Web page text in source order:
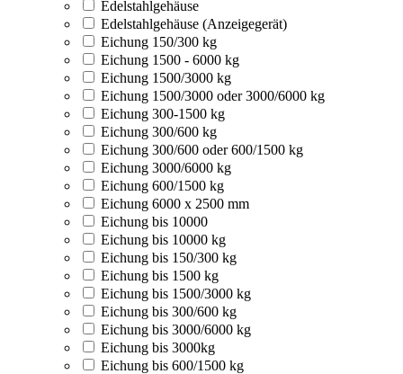
Edelstahlgehäuse
Edelstahlgehäuse (Anzeigegerät)
Eichung 150/300 kg
Eichung 1500 - 6000 kg
Eichung 1500/3000 kg
Eichung 1500/3000 oder 3000/6000 kg
Eichung 300-1500 kg
Eichung 300/600 kg
Eichung 300/600 oder 600/1500 kg
Eichung 3000/6000 kg
Eichung 600/1500 kg
Eichung 6000 x 2500 mm
Eichung bis 10000
Eichung bis 10000 kg
Eichung bis 150/300 kg
Eichung bis 1500 kg
Eichung bis 1500/3000 kg
Eichung bis 300/600 kg
Eichung bis 3000/6000 kg
Eichung bis 3000kg
Eichung bis 600/1500 kg